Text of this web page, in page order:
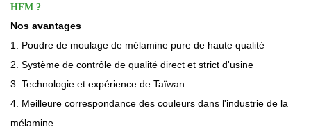
HFM ?
Nos avantages
1. Poudre de moulage de mélamine pure de haute qualité
2. Système de contrôle de qualité direct et strict d'usine
3. Technologie et expérience de Taïwan
4. Meilleure correspondance des couleurs dans l'industrie de la
mélamine